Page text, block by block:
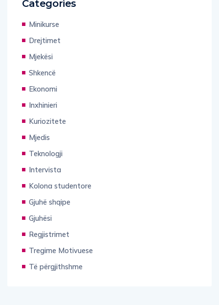
Categories
Minikurse
Drejtimet
Mjekësi
Shkencë
Ekonomi
Inxhinieri
Kuriozitete
Mjedis
Teknologji
Intervista
Kolona studentore
Gjuhë shqipe
Gjuhësi
Regjistrimet
Tregime Motivuese
Të përgjithshme